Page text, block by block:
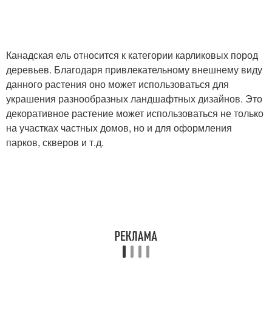
Канадская ель относится к категории карликовых пород
деревьев. Благодаря привлекательному внешнему виду
данного растения оно может использоваться для
украшения разнообразных ландшафтных дизайнов. Это
декоративное растение может использоваться не только
на участках частных домов, но и для оформления
парков, скверов и т.д.